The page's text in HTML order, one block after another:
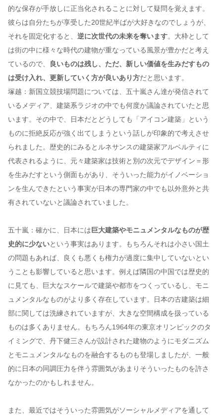
的な保存が手放しに正当化されることに対して疑問を覚えます。
彼らは自分たちが享受した20世紀半ばが大好きなのでしょうが、
それを固定化すると、 逆に次世代の未来を奪います。大枠として
は街の中に様々な時代の建物が重なっている風景が豊かだと考え
ているので、
良いものは残し、ただ、新しい価値を生みだすもの
は受け入れ、更新していく方が良いあり方だと思います。
塚越：新国立競技場問題については、五十嵐さん達が発信されて
いるメディア、建築系ラジオの中でも何度か議論されていたと思
います。その中で、日本だとどうしても「アイコン建築」という
ものに拒絶反応が強く出てしまうという話しが印象的で考えさせ
られました。歴史的にみるとルネサンスの建築家アルベルティに
代表されるように、元々建築家は技術と別の次元でデザイン＝形
を生みだすという側面もがあり、そういった能力がイノベーショ
ンを生んできたという事実が日本の専門家の中でも以外意外と共
有されていないと議論されていました。
五十嵐：確かに、日本には 巨大建築やモニュメンタルなものが歴
史的に少ないという事実はあります。もちろんそれは小さい国土
の問題もあれば、良くも悪くも権力が過度に集中していないとい
うことも影響していると思います。例えば隣国の中国では歴史的
に見ても、巨大なスケールで建築や都市をつくっているし、モニ
ュメンタルなものがより多く存在しています。日本の古建築は細
部に関しては洗練されていますが、大きな空間構成を扱っている
ものは多くありません。もちろん1964年の東京オリンピックのタ
イミングで、丹下健三さんが設計された建物のようにモダニズム
とモニュメンタルなものを融合するものも登場しましたが、一般
的に日本の同調圧力を伴う雰囲気があまりそういったものを許さ
なかったのかもしれません。
また、最近ではそういった雰囲気がソーシャルメディアを通して